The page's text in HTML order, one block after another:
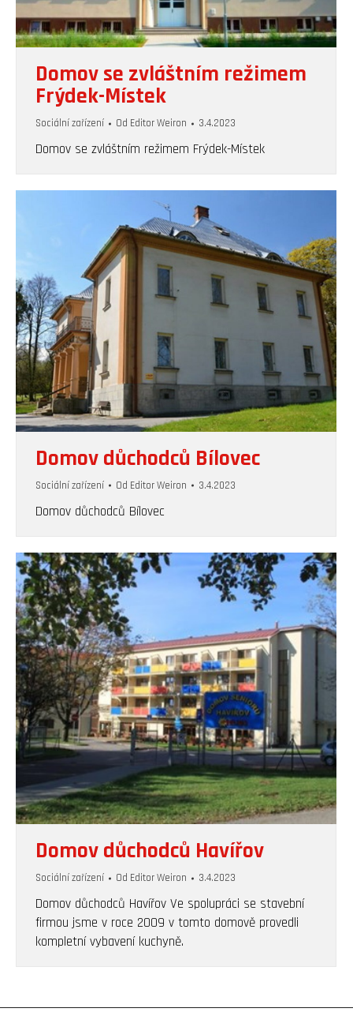
Domov se zvláštním režimem
Frýdek-Místek
Sociální zařízení Od Editor Weiron 3.4.2023
Domov se zvláštním režimem Frýdek-Místek
Domov důchodců Bílovec
Sociální zařízení Od Editor Weiron 3.4.2023
Domov důchodců Bílovec
Domov důchodců Havířov
Sociální zařízení Od Editor Weiron 3.4.2023
Domov důchodců Havířov Ve spolupráci se stavební
firmou jsme v roce 2009 v tomto domově provedli
kompletní vybavení kuchyně.